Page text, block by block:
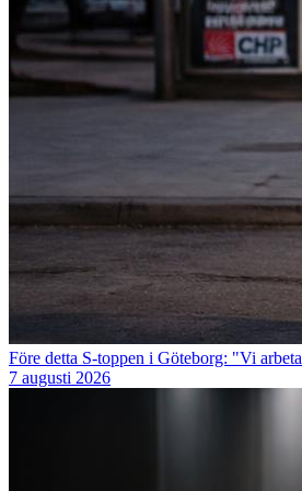
Före detta S-toppen i Göteborg: "Vi
7 augusti 2026